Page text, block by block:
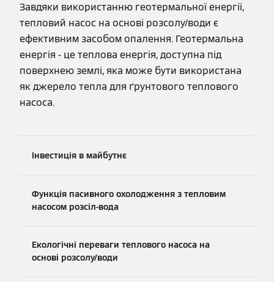
Завдяки використанню геотермальної енергії,
тепловий насос на основі розсолу/води є
ефективним засобом опалення. Геотермальна
енергія - це теплова енергія, доступна під
поверхнею землі, яка може бути використана
як джерело тепла для ґрунтового теплового
насоса.
Інвестиція в майбутнє
Функція пасивного охолодження з тепловим
насосом розсіл-вода
Екологічні переваги теплового насоса на
основі розсолу/води